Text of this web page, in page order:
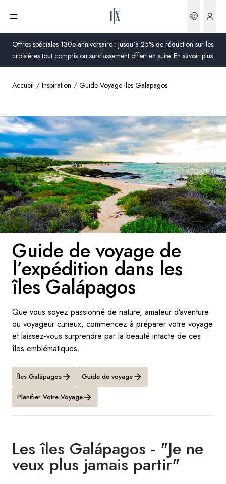
Offres spéciales 130e anniversaire : jusqu'à 25% de réduction sur les
croisières tout compris ou surclassement offert en suite. En savoir plus
Ouvrir le menu
France
Royaume-Uni
États-Unis
Allemagne
Suisse
France
Suède
Danemark
Norvège
Global
Accueil Inspiration Guide Voyage Iles Galapagos
Guide de voyage de
l’expédition dans les
îles Galápagos
Que vous soyez passionné de nature, amateur d’aventure
ou voyageur curieux, commencez à préparer votre voyage
et laissez-vous surprendre par la beauté intacte de ces
îles emblématiques.
Îles Galápagos Guide de voyage
Planifier Votre Voyage
Les îles Galápagos - "Je ne
veux plus jamais partir"